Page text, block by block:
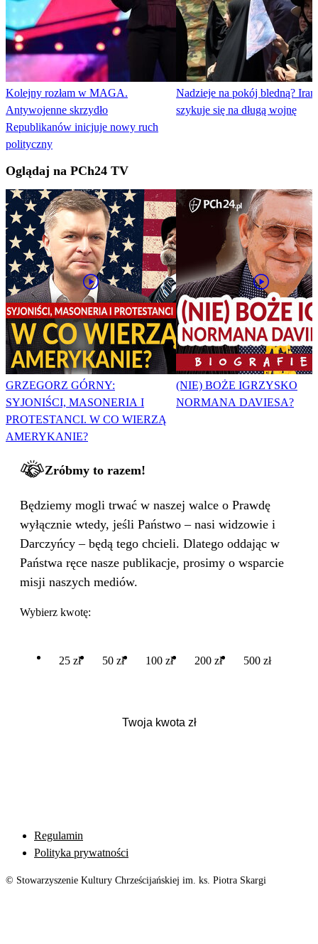
Kolejny rozłam w MAGA.
Antywojenne skrzydło
Republikanów inicjuje nowy ruch
polityczny
Nadzieje na pokój bledną? Iran
szykuje się na długą wojnę
Oglądaj na PCh24 TV
GRZEGORZ GÓRNY:
SYJONIŚCI, MASONERIA I
PROTESTANCI. W CO WIERZĄ
AMERYKANIE?
(NIE) BOŻE IGRZYSKO
NORMANA DAVIESA?
Zróbmy to razem!
Będziemy mogli trwać w naszej walce o Prawdę
wyłącznie wtedy, jeśli Państwo – nasi widzowie i
Darczyńcy – będą tego chcieli. Dlatego oddając w
Państwa ręce nasze publikacje, prosimy o wsparcie
misji naszych mediów.
Wybierz kwotę:
25 zł 50 zł 100 zł 200 zł 500 zł
Regulamin
Polityka prywatności
© Stowarzyszenie Kultury Chrześcijańskiej im. ks. Piotra Skargi